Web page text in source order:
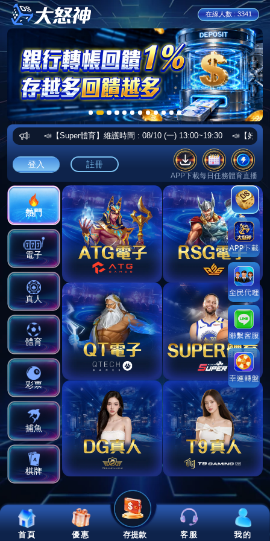
在線人數 : 3341
📣【Super體育】維護時間 : 08/10 (一) 13:00~19:30 📣【好
登入 註冊
APP下載每日任務體育直播
熱門
電子
真人
體育
彩票
捕魚
棋牌
首頁 優惠 存提款 客服 我的